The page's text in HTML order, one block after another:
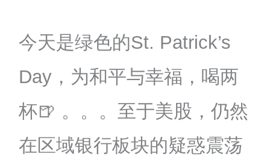
今天是绿色的St. Patrick’s
Day，为和平与幸福，喝两
杯🍺 。。。至于美股，仍然
在区域银行板块的疑惑震荡